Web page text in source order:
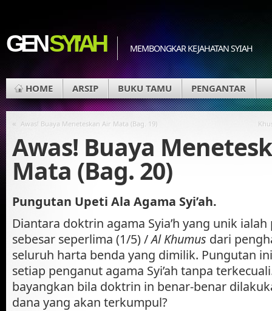
GENSYI'AH MEMBONGKAR KEJAHATAN SYIAH
HOME ARSIP BUKU TAMU PENGANTAR
« Awas! Buaya Meneteskan Air Mata (Bag. 19)
Awas! Buaya
Mata (Bag. 20)
Pungutan Upeti Ala Agama Syi’ah.
Diantara doktrin agama Syia’h yang unik
sebesar seperlima (1/5) /Al Khumus dari
seluruh harta benda yang dimilik. Pungutan
setiap penganut agama Syi’ah tanpa
bayangkan bila doktrin in benar-benar
dana yang akan terkumpul?